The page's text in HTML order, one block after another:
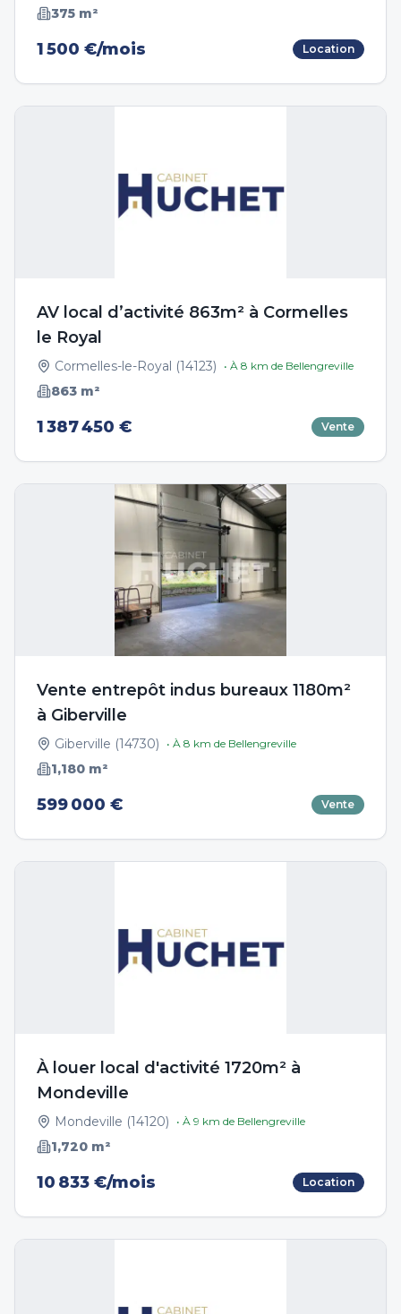
375 m²
1 500 €/mois Location
AV local d’activité 863m² à Cormelles
le Royal
Cormelles-le-Royal (14123) • À 8 km de Bellengreville
863 m²
1 387 450 € Vente
Vente entrepôt indus bureaux 1180m²
à Giberville
Giberville (14730) • À 8 km de Bellengreville
1,180 m²
599 000 € Vente
À louer local d'activité 1720m² à
Mondeville
Mondeville (14120) • À 9 km de Bellengreville
1,720 m²
10 833 €/mois Location